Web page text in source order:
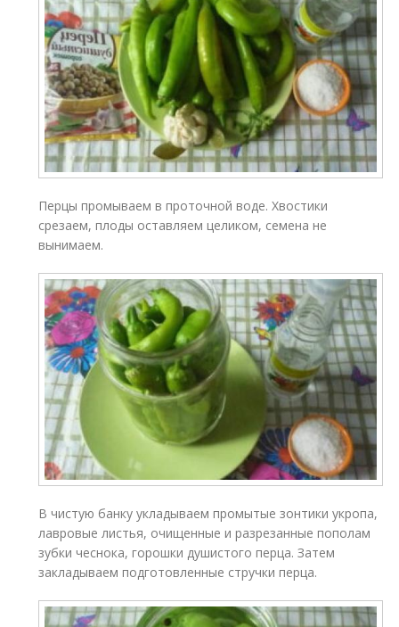
Перцы промываем в проточной воде. Хвостики
срезаем, плоды оставляем целиком, семена не
вынимаем.
В чистую банку укладываем промытые зонтики укропа,
лавровые листья, очищенные и разрезанные пополам
зубки чеснока, горошки душистого перца. Затем
закладываем подготовленные стручки перца.